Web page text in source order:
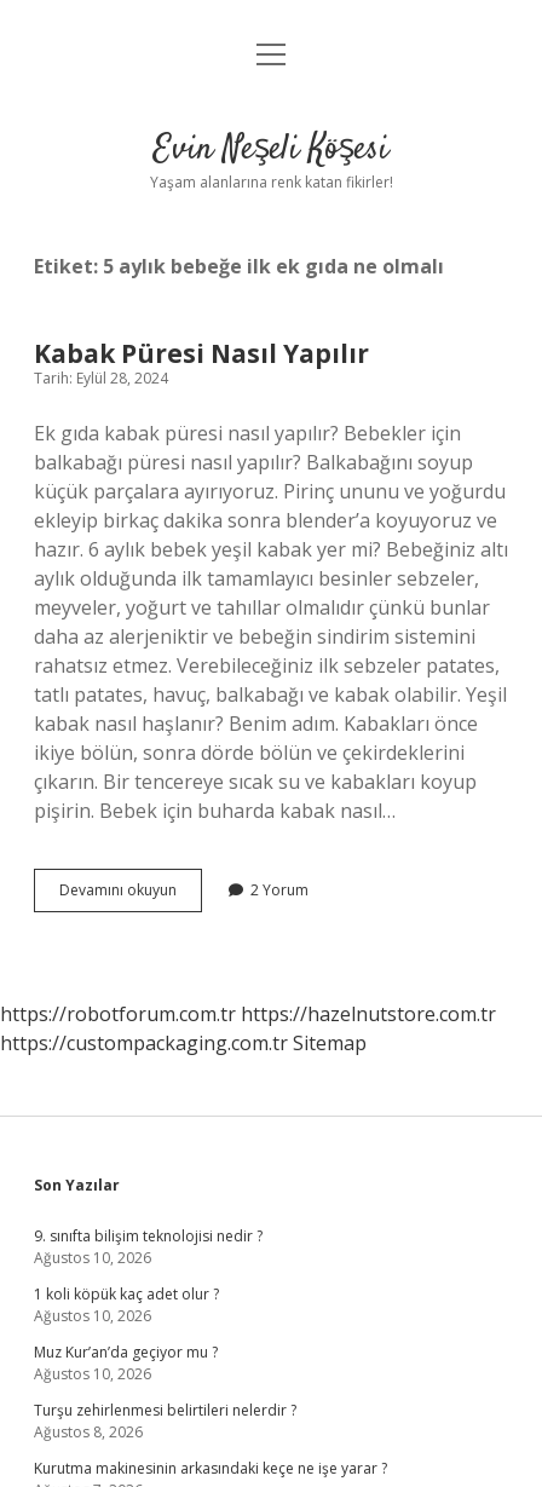
Anasayfa
Yasal Uyarı
menüyü
Evin Neşeli Köşesi
Yaşam alanlarına renk katan fikirler!
Etiket: 5 aylık bebeğe ilk ek gıda ne olmalı
Kabak Püresi Nasıl Yapılır
Tarih: Eylül 28, 2024
Ek gıda kabak püresi nasıl yapılır? Bebekler için
balkabağı püresi nasıl yapılır? Balkabağını soyup
küçük parçalara ayırıyoruz. Pirinç ununu ve yoğurdu
ekleyip birkaç dakika sonra blender’a koyuyoruz ve
hazır. 6 aylık bebek yeşil kabak yer mi? Bebeğiniz altı
aylık olduğunda ilk tamamlayıcı besinler sebzeler,
meyveler, yoğurt ve tahıllar olmalıdır çünkü bunlar
daha az alerjeniktir ve bebeğin sindirim sistemini
rahatsız etmez. Verebileceğiniz ilk sebzeler patates,
tatlı patates, havuç, balkabağı ve kabak olabilir. Yeşil
kabak nasıl haşlanır? Benim adım. Kabakları önce
ikiye bölün, sonra dörde bölün ve çekirdeklerini
çıkarın. Bir tencereye sıcak su ve kabakları koyup
pişirin. Bebek için buharda kabak nasıl…
Devamını okuyun
Püresi
2 Yorum
https://robotforum.com.tr https://hazelnutstore.com.tr
https://custompackaging.com.trSitemap
Sidebar
Son Yazılar
9. sınıfta bilişim teknolojisi nedir ?
Ağustos 10, 2026
1 koli köpük kaç adet olur ?
Ağustos 10, 2026
Muz Kur’an’da geçiyor mu ?
Ağustos 10, 2026
Turşu zehirlenmesi belirtileri nelerdir ?
Ağustos 8, 2026
Kurutma makinesinin arkasındaki keçe ne işe yarar ?